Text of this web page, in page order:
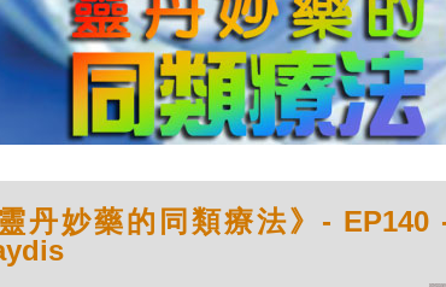
靈丹妙藥的同類療法》-